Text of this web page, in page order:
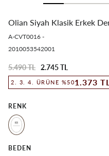
Olian Siyah Klasik Erkek
A-CVT0016 -
2010053542001
5.490 TL 2.745 TL
2. 3. 4. ÜRÜNE %501.373 TL
RENK
BEDEN